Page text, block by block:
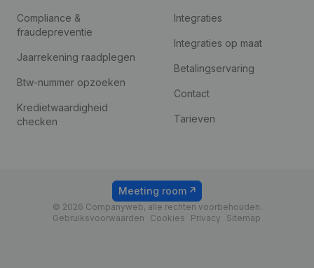
Compliance &
fraudepreventie
Jaarrekening raadplegen
Btw-nummer opzoeken
Kredietwaardigheid
checken
Integraties
Integraties op maat
Betalingservaring
Contact
Tarieven
© 2026 Companyweb, alle rechten voorbehouden.
Gebruiksvoorwaarden
Cookies Privacy Sitemap
Meeting room